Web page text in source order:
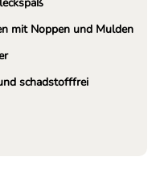
mit Noppen und Mulden
schadstofffrei